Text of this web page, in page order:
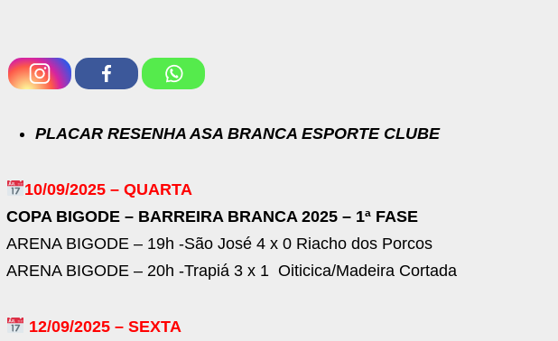
PLACAR RESENHA ASA BRANCA ESPORTE CLUBE
10/09/2025 – QUARTA
COPA BIGODE – BARREIRA BRANCA 2025 – 1ª FASE
ARENA BIGODE – 19h -São José 4 x 0 Riacho dos Porcos
ARENA BIGODE – 20h -Trapiá 3 x 1 Oiticica/Madeira Cortada
12/09/2025 – SEXTA